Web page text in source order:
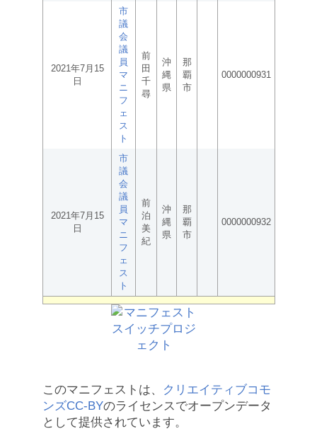
2021年7月15
日
市
議
会
議
員
マ
ニ
フ
ェ
ス
ト
前
田
千
尋
沖
縄
県
那
覇
市
0000000931
2021年7月15
日
市
議
会
議
員
マ
ニ
フ
ェ
ス
ト
前
泊
美
紀
沖
縄
県
那
覇
市
0000000932
このマニフェストは、
クリエイティブコモ
ンズCC-BYのライセンスでオープンデータ
として提供されています。